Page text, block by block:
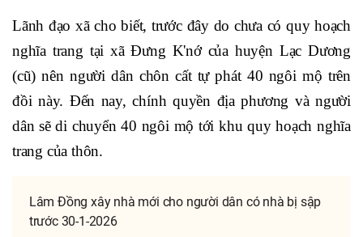
Lãnh đạo xã cho biết, trước đây do chưa có quy hoạch
nghĩa trang tại xã Đưng K'nớ của huyện Lạc Dương
(cũ) nên người dân chôn cất tự phát 40 ngôi mộ trên
đồi này. Đến nay, chính quyền địa phương và người
dân sẽ di chuyển 40 ngôi mộ tới khu quy hoạch nghĩa
trang của thôn.
Lâm Đồng xây nhà mới cho người dân có nhà bị sập
trước 30-1-2026